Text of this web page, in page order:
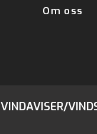
Om oss
VINDAVISER/